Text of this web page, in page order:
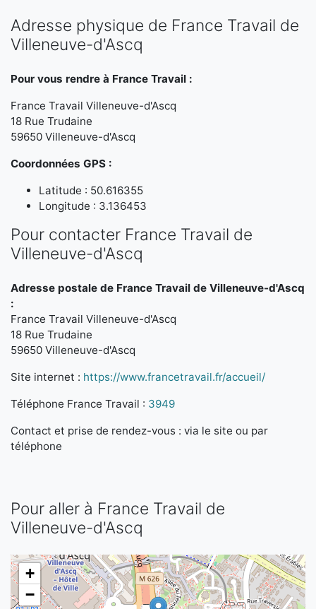
Adresse physique de France Travail de
Villeneuve-d'Ascq
Pour vous rendre à France Travail :
France Travail Villeneuve-d'Ascq
18 Rue Trudaine
59650 Villeneuve-d'Ascq
Coordonnées GPS :
Latitude : 50.616355
Longitude : 3.136453
Pour contacter France Travail de
Villeneuve-d'Ascq
Adresse postale de France Travail de Villeneuve-d'Ascq
:
France Travail Villeneuve-d'Ascq
18 Rue Trudaine
59650 Villeneuve-d'Ascq
Site internet : https://www.francetravail.fr/accueil/
Téléphone France Travail : 3949
Contact et prise de rendez-vous : via le site ou par
téléphone
Pour aller à France Travail de
Villeneuve-d'Ascq
+
−